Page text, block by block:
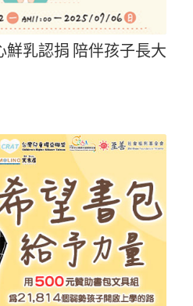
鮮乳認捐 陪伴孩子長大